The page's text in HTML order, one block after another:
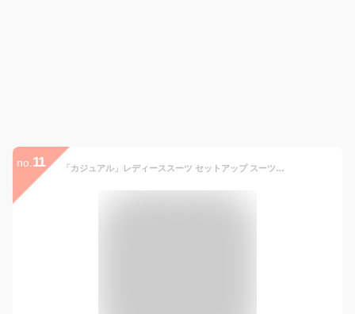
no. 11 「カジュアル」レディーススーツ セットアップ スーツセット ジャケット+ガウチョパンツ S～3XL パンツスーツ 冠婚葬祭 入学式 卒業式 結婚式 通勤 セレモニースーツ ブラック エレガント 20代30代40代 ワイドパンツ OL テーラードジャケット ゆったり 無地 きれいめ